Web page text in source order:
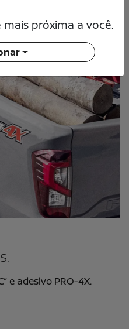
e adesivo PRO-4X.
próxima a você.